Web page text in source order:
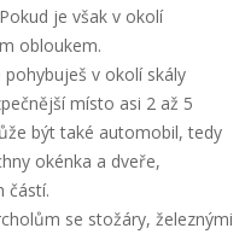
je však v okolí
obloukem.
pohybuješ v okolí skály
místo asi 2 až 5
být také automobil, tedy
okénka a dveře,
částí.
se stožáry, železnými